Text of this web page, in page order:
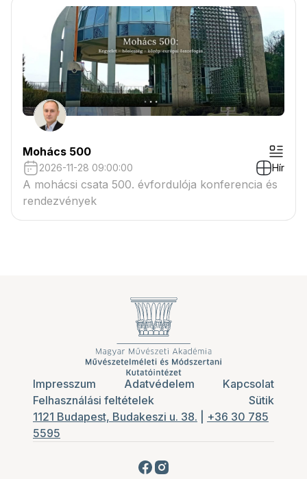
Mohács 500
2026-11-28 09:00:00 Hír
A mohácsi csata 500. évfordulója konferencia és
rendezvények
Impresszum Adatvédelem
Kapcsolat
Felhasználási feltételek
Sütik
1121 Budapest, Budakeszi u. 38.
+36 30 785
5595